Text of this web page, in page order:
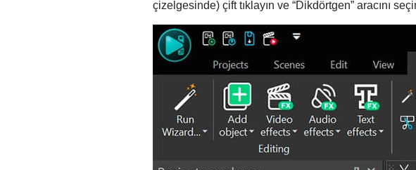
çizelgesinde) çift tıklayın ve “Dikdörtgen” aracını